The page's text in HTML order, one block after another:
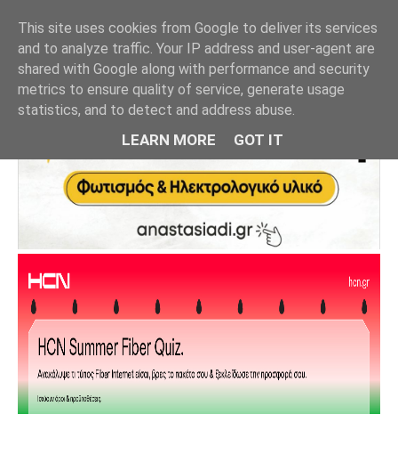
This site uses cookies from Google to deliver its services
and to analyze traffic. Your IP address and user-agent are
shared with Google along with performance and security
metrics to ensure quality of service, generate usage
statistics, and to detect and address abuse.
LEARN MORE GOT IT